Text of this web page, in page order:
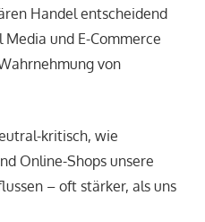
Handel entscheidend
und E-Commerce
von
kritisch, wie
Online-Shops unsere
– oft stärker, als uns